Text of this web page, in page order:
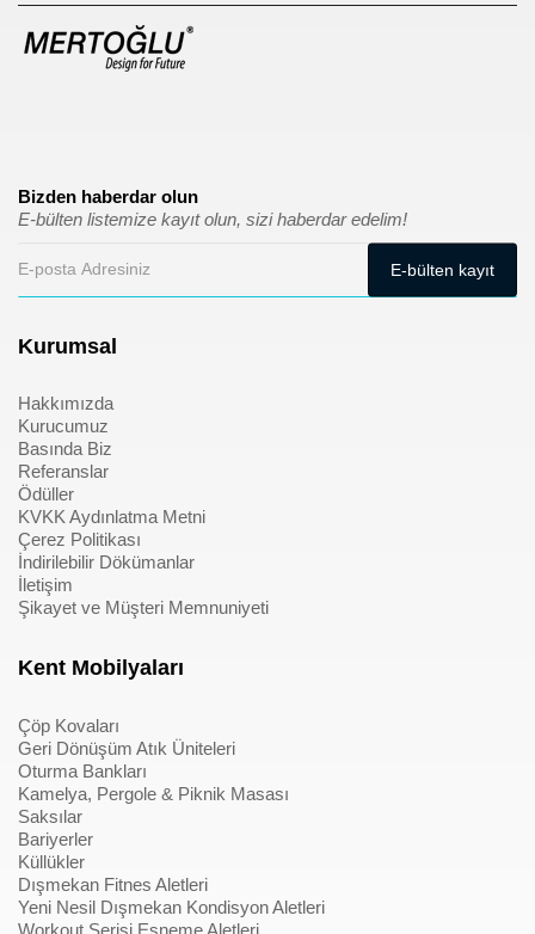
Bizden haberdar olun
E-bülten listemize kayıt olun, sizi haberdar edelim!
Kurumsal
Hakkımızda
Kurucumuz
Basında Biz
Referanslar
Ödüller
KVKK Aydınlatma Metni
Çerez Politikası
İndirilebilir Dökümanlar
İletişim
Şikayet ve Müşteri Memnuniyeti
Kent Mobilyaları
Çöp Kovaları
Geri Dönüşüm Atık Üniteleri
Oturma Bankları
Kamelya, Pergole & Piknik Masası
Saksılar
Bariyerler
Küllükler
Dışmekan Fitnes Aletleri
Yeni Nesil Dışmekan Kondisyon Aletleri